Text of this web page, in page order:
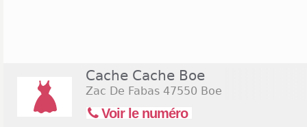
Cache Cache Boe
Zac De Fabas 47550 Boe
Voir le numéro